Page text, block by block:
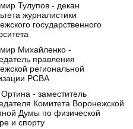
Тулупов - декан
журналистики
государственного
Михайленко -
правления
региональной
РСВА
- заместитель
Комитета Воронежской
Думы по физической
и спорту